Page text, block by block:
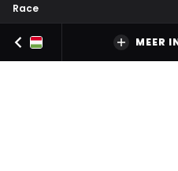
Race
MEER